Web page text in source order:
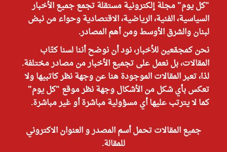
"كل يوم" مجلة إلكترونية مستقلة تجمع جميع الأخبار
السياسية، الفنية، الرياضية، الاقتصادية وحواء من نبض
لبنان والشرق الأوسط ومن أهم المصادر.
نحن كمجمّعين للأخبار، نود أن نوضح أننا لسنا كتّاب
المقالات، بل نعمل على تجميع الأخبار من مصادر مختلفة.
لذا، تعبر المقالات الموجودة هنا عن وجهة نظر كاتبيها ولا
تعكس بأي شكل من الأشكال وجهة نظر موقع "كل يوم"
كما لا يترتب عليها أي مسؤولية مباشرة أو غير مباشرة.
جميع المقالات تحمل أسم المصدر و العنوان الاكتروني
للمقالة.